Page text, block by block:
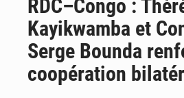
RDC–Congo :
Kayikwamba et
Serge Bounda
coopération